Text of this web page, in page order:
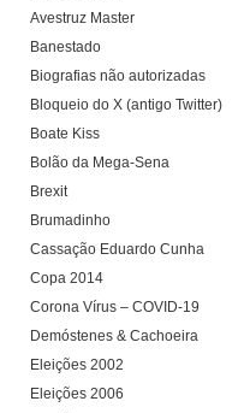
Avestruz Master
Banestado
Biografias não autorizadas
Bloqueio do X (antigo Twitter)
Boate Kiss
Bolão da Mega-Sena
Brexit
Brumadinho
Cassação Eduardo Cunha
Copa 2014
Corona Vírus – COVID-19
Demóstenes & Cachoeira
Eleições 2002
Eleições 2006